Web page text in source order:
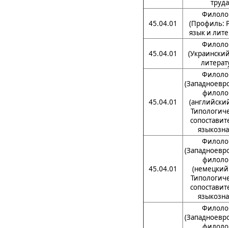
45.04.01
(Профиль:
язык и
45.04.01
45.04.01
45.04.01
(немецкий